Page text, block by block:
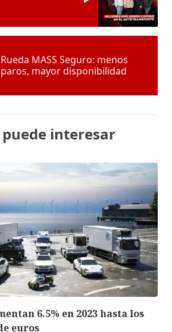
Rueda MASS Seguro: menos
paros, mayor disponibilidad
interesar
6.5% en 2023 hasta los
euros